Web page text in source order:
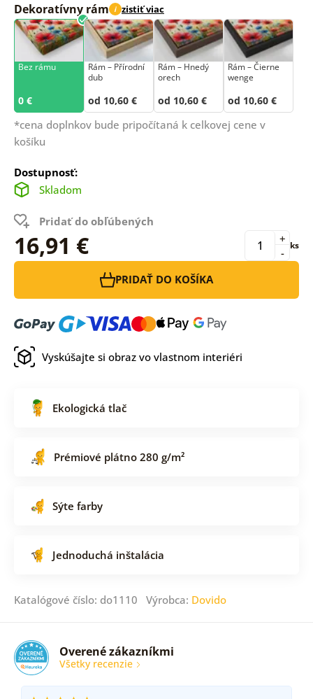
Dekoratívny rám i zistiť viac
Bez rámu
0 €
Rám –⁠⁠⁠⁠⁠⁠ Přírodní
dub
od 10,60 €
Rám – Hnedý
orech
od 10,60 €
Rám – Čierne
wenge
od 10,60 €
*cena doplnkov bude pripočítaná k celkovej cene v
košíku
Dostupnosť:
Skladom
Pridať do obľúbených
16,91 € -
+ ks
PRIDAŤ DO KOŠÍKA
Vyskúšajte si obraz vo vlastnom interiéri
Ekologická tlač
Prémiové plátno 280 g/m²
Sýte farby
Jednoduchá inštalácia
Katalógové číslo: do1110 Výrobca: Dovido
Overené zákazníkmi
Všetky recenzie